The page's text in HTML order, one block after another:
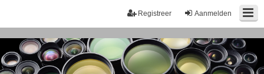
Aanmelden
Registreer